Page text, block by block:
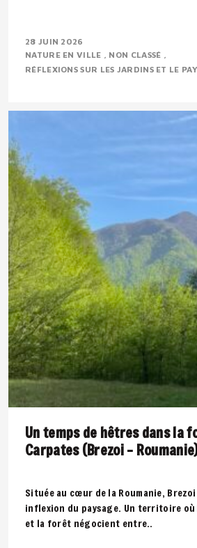
28 JUIN 2026
NATURE EN VILLE
NON CLASSÉ
RÉFLEXIONS SUR LES JARDINS ET LE
Un temps de hêtres dans la
Carpates (Brezoi –
Située au cœur de la Roumanie,
inflexion du paysage. Un territoire où
et la forêt négocient entre..